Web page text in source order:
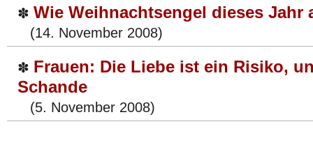
✽ Wie Weihnachtsengel dieses Jahr
(14. November 2008)
✽ Frauen: Die Liebe ist ein Risiko,
Schande
(5. November 2008)